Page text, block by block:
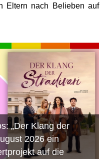
Eltern nach Belieben auf
„Der Klang der
2026 ein
auf die